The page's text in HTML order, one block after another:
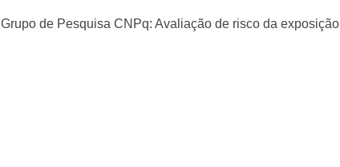
Grupo de Pesquisa CNPq: Avaliação de risco da